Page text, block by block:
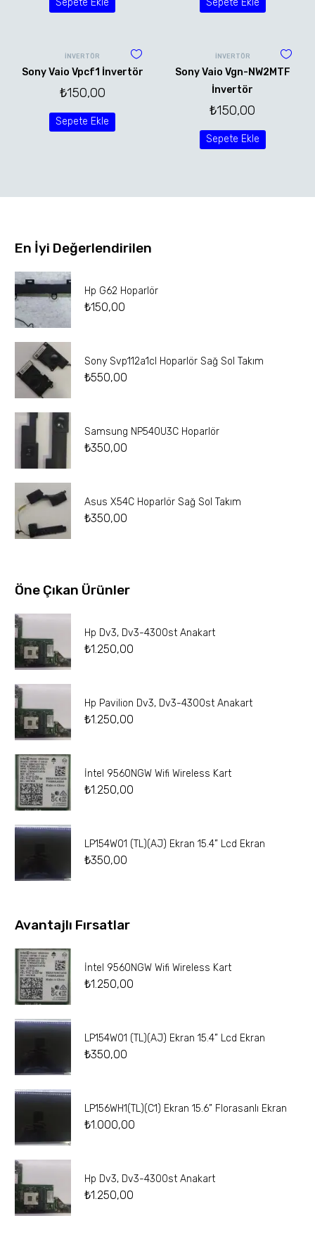
Sepete Ekle Sepete Ekle
İNVERTÖR
Sony Vaio Vpcf1 İnvertör
₺150,00
Sepete Ekle
İNVERTÖR
Sony Vaio Vgn-NW2MTF
İnvertör
₺150,00
Sepete Ekle
En İyi Değerlendirilen
Hp G62 Hoparlör
₺150,00
Sony Svp112a1cl Hoparlör Sağ Sol Takım
₺550,00
Samsung NP540U3C Hoparlör
₺350,00
Asus X54C Hoparlör Sağ Sol Takım
₺350,00
Öne Çıkan Ürünler
Hp Dv3, Dv3-4300st Anakart
₺1.250,00
Hp Pavilion Dv3, Dv3-4300st Anakart
₺1.250,00
İntel 9560NGW Wifi Wireless Kart
₺1.250,00
LP154W01 (TL)(AJ) Ekran 15.4” Lcd Ekran
₺350,00
Avantajlı Fırsatlar
İntel 9560NGW Wifi Wireless Kart
₺1.250,00
LP154W01 (TL)(AJ) Ekran 15.4” Lcd Ekran
₺350,00
LP156WH1(TL)(C1) Ekran 15.6” Florasanlı Ekran
₺1.000,00
Hp Dv3, Dv3-4300st Anakart
₺1.250,00